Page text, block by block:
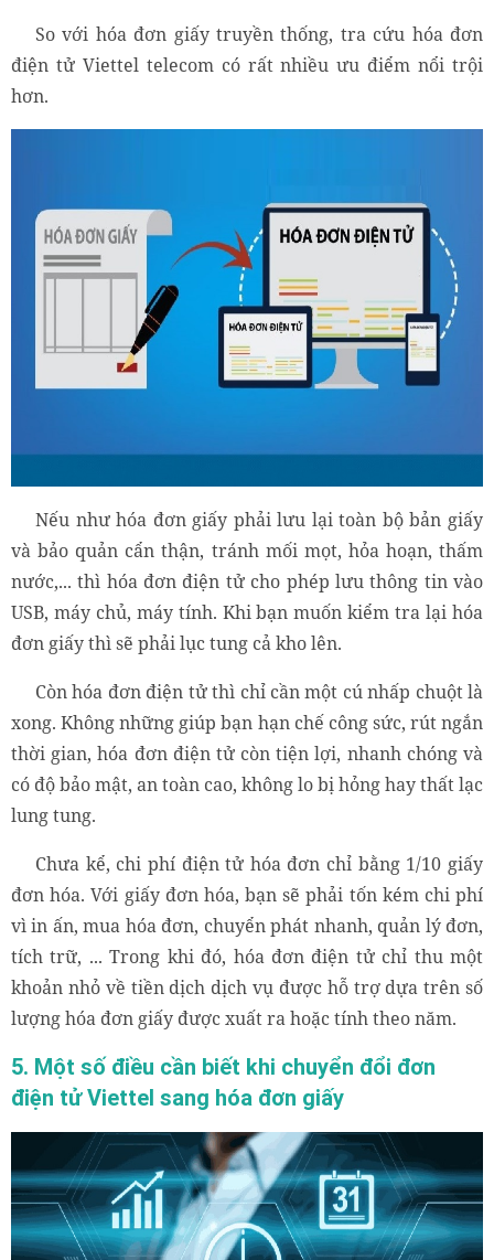
So với hóa đơn giấy truyền thống, tra cứu hóa đơn
điện tử Viettel telecom có rất nhiều ưu điểm nổi trội
hơn.
Nếu như hóa đơn giấy phải lưu lại toàn bộ bản giấy
và bảo quản cẩn thận, tránh mối mọt, hỏa hoạn, thấm
nước,... thì hóa đơn điện tử cho phép lưu thông tin vào
USB, máy chủ, máy tính. Khi bạn muốn kiểm tra lại hóa
đơn giấy thì sẽ phải lục tung cả kho lên.
Còn hóa đơn điện tử thì chỉ cần một cú nhấp chuột là
xong. Không những giúp bạn hạn chế công sức, rút ngắn
thời gian, hóa đơn điện tử còn tiện lợi, nhanh chóng và
có độ bảo mật, an toàn cao, không lo bị hỏng hay thất lạc
lung tung.
Chưa kể, chi phí điện tử hóa đơn chỉ bằng 1/10 giấy
đơn hóa. Với giấy đơn hóa, bạn sẽ phải tốn kém chi phí
vì in ấn, mua hóa đơn, chuyển phát nhanh, quản lý đơn,
tích trữ, ... Trong khi đó, hóa đơn điện tử chỉ thu một
khoản nhỏ về tiền dịch dịch vụ được hỗ trợ dựa trên số
lượng hóa đơn giấy được xuất ra hoặc tính theo năm.
5. Một số điều cần biết khi chuyển đổi đơn
điện tử Viettel sang hóa đơn giấy